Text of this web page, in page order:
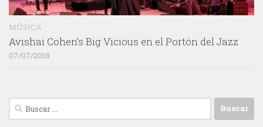
MÚSICA
Avishai Cohen’s Big Vicious en el Portón del Jazz
07/07/2018
Buscar: